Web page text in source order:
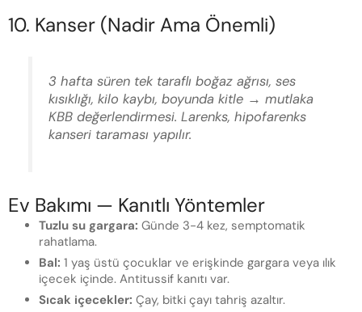
10. Kanser (Nadir Ama Önemli)
3 hafta süren tek taraflı boğaz ağrısı, ses
kısıklığı, kilo kaybı, boyunda kitle → mutlaka
KBB değerlendirmesi. Larenks, hipofarenks
kanseri taraması yapılır.
Ev Bakımı — Kanıtlı Yöntemler
Tuzlu su gargara: Günde 3-4 kez, semptomatik
rahatlama.
Bal: 1 yaş üstü çocuklar ve erişkinde gargara veya ılık
içecek içinde. Antitussif kanıtı var.
Sıcak içecekler: Çay, bitki çayı tahriş azaltır.